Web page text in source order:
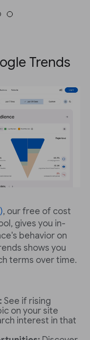
Trends
, our free of cost
gives you in-
behavior on
shows you
terms over time.
See if rising
on your site
interest in that